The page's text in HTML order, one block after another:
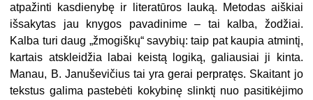
atpažinti kasdienybę ir literatūros lauką. Metodas aiškiai
išsakytas jau knygos pavadinime – tai kalba, žodžiai.
Kalba turi daug „žmogiškų“ savybių: taip pat kaupia atmintį,
kartais atskleidžia labai keistą logiką, galiausiai ji kinta.
Manau, B. Januševičius tai yra gerai perpratęs. Skaitant jo
tekstus galima pastebėti kokybinę slinktį nuo pasitikėjimo